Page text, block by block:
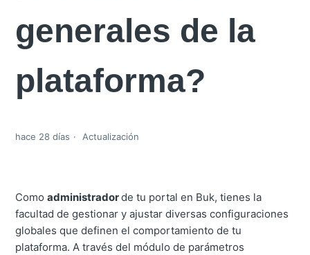
generales de la
plataforma?
hace 28 días Actualización
Comoadministradorde tu portal en Buk, tienes la
facultad de gestionar y ajustar diversas configuraciones
globales que definen el comportamiento de tu
plataforma. A través del módulo de parámetros